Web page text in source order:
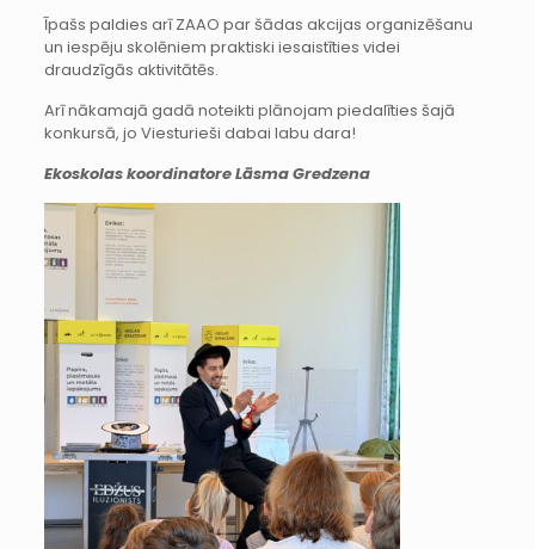
Īpašs paldies arī ZAAO par šādas akcijas organizēšanu
un iespēju skolēniem praktiski iesaistīties videi
draudzīgās aktivitātēs.
Arī nākamajā gadā noteikti plānojam piedalīties šajā
konkursā, jo Viesturieši dabai labu dara!
Ekoskolas koordinatore Lāsma Gredzena